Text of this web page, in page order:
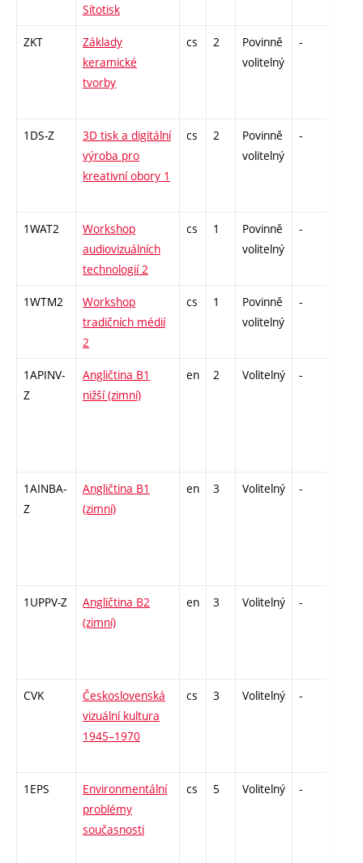
Sítotisk
ZKT
Základy
keramické
tvorby
cs 2
Povinně
volitelný
-
1DS-Z
3D tisk a digitální
výroba pro
kreativní obory 1
cs 2
Povinně
volitelný
-
1WAT2
Workshop
audiovizuálních
technologií 2
cs 1
Povinně
volitelný
-
1WTM2
Workshop
tradičních médií
2
cs 1
Povinně
volitelný
-
1APINV-
Z
Angličtina B1
nižší (zimní)
en 2 Volitelný -
1AINBA-
Z
Angličtina B1
(zimní)
en 3 Volitelný -
1UPPV-Z
Angličtina B2
(zimní)
en 3 Volitelný -
CVK
Československá
vizuální kultura
1945–1970
cs 3 Volitelný -
1EPS
Environmentální
problémy
současnosti
cs 5 Volitelný -